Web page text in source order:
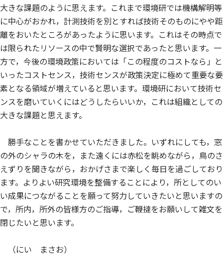
大きな課題のように思えます。これまで環境研では機構解明等
に中心がおかれ，計測技術を別とすれば技術そのものにやや距
離をおいたところがあったように思います。これはその時点で
は限られたリソースの中で賢明な選択であったと思います。一
方で，今後の環境政策においては「この程度のコストなら」と
いったコストセンス，技術センスが政策決定に極めて重要な要
素となる領域が増えていると思います。環境研において技術セ
ンスを磨いていくにはどうしたらいいか，これは組織としての
大きな課題と思えます。
勝手なことを書かせていただきました。いずれにしても，窓
の外のシャラの木を，また遠くには赤松を眺めながら，鳥のさ
えずりを聞きながら，おかげさまで楽しく毎日を過ごしており
ます。よりよい研究環境を整備することにより，所としてのい
い成果につながることを願って努力していきたいと思いますの
で，所内，所外の皆様方のご指導，ご鞭撻をお願いして雑文を
閉じたいと思います。
（にい まさお）